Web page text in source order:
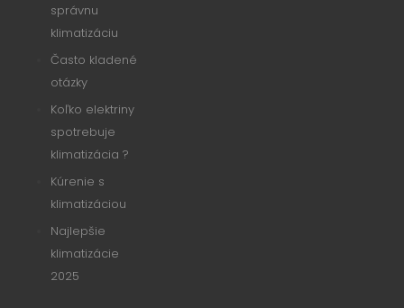
správnu
klimatizáciu
Často kladené
otázky
Koľko elektriny
spotrebuje
klimatizácia ?
Kúrenie s
klimatizáciou
Najlepšie
klimatizácie
2025